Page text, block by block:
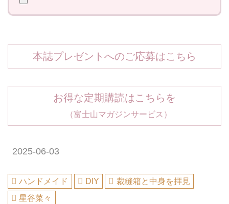
本誌プレゼントへのご応募はこちら
お得な定期購読はこちらを
（富士山マガジンサービス）
2025-06-03
ハンドメイド DIY
裁縫箱と中身を拝見
星谷菜々